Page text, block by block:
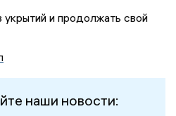
и продолжать свой
наши новости: